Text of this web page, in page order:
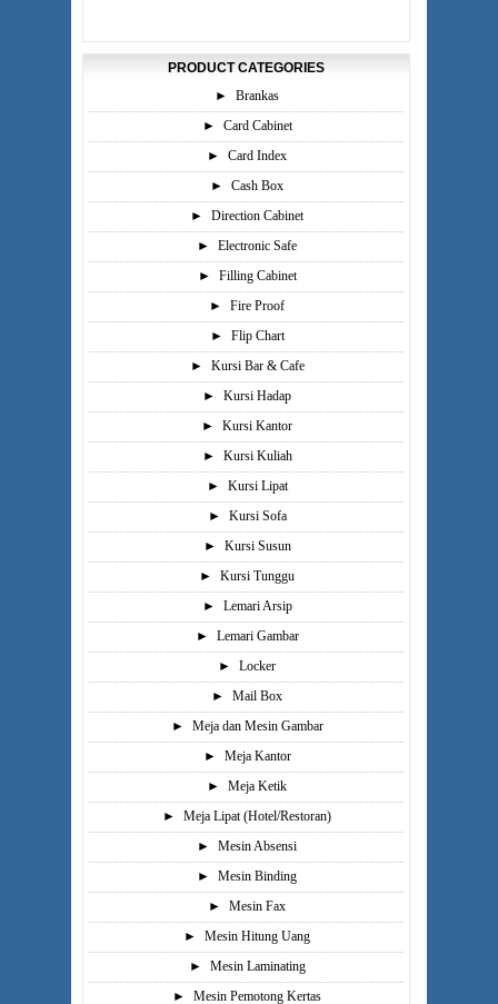
PRODUCT CATEGORIES
►
Brankas
►
Card Cabinet
►
Card Index
►
Cash Box
►
Direction Cabinet
►
Electronic Safe
►
Filling Cabinet
►
Fire Proof
►
Flip Chart
►
Kursi Bar & Cafe
►
Kursi Hadap
►
Kursi Kantor
►
Kursi Kuliah
►
Kursi Lipat
►
Kursi Sofa
►
Kursi Susun
►
Kursi Tunggu
►
Lemari Arsip
►
Lemari Gambar
►
Locker
►
Mail Box
►
Meja dan Mesin Gambar
►
Meja Kantor
►
Meja Ketik
►
Meja Lipat (Hotel/Restoran)
►
Mesin Absensi
►
Mesin Binding
►
Mesin Fax
►
Mesin Hitung Uang
►
Mesin Laminating
►
Mesin Pemotong Kertas